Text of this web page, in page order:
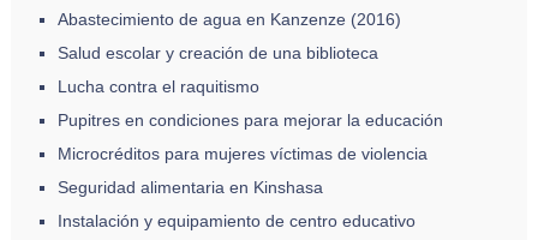
Abastecimiento de agua en Kanzenze (2016)
Salud escolar y creación de una biblioteca
Lucha contra el raquitismo
Pupitres en condiciones para mejorar la educación
Microcréditos para mujeres víctimas de violencia
Seguridad alimentaria en Kinshasa
Instalación y equipamiento de centro educativo